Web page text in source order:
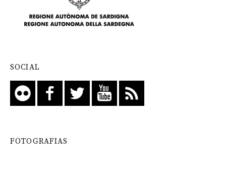
SOCIAL
FOTOGRAFIAS